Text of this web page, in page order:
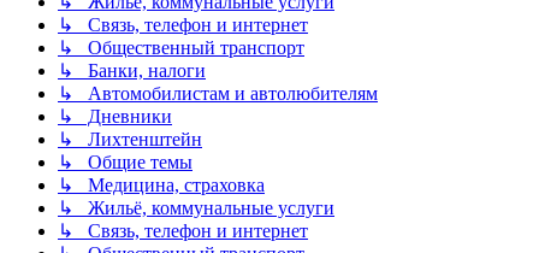
↳ Связь, телефон и интернет
↳ Общественный транспорт
↳ Банки, налоги
↳ Автомобилистам и автолюбителям
↳ Дневники
↳ Лихтенштейн
↳ Общие темы
↳ Медицина, страховка
↳ Жильё, коммунальные услуги
↳ Связь, телефон и интернет